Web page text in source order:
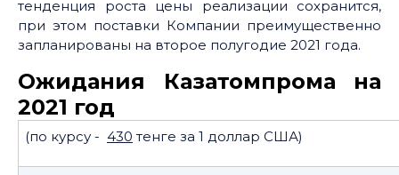
тенденция роста цены реализации сохранится,
при этом поставки Компании преимущественно
запланированы на второе полугодие 2021 года.
Ожидания Казатомпрома на
2021 год
(по курсу - 430 тенге за 1 доллар США)